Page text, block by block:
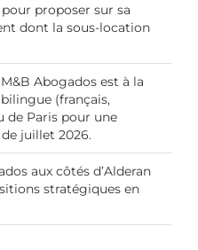
proposer sur sa
dont la sous-location
Abogados est à la
(français,
de Paris pour une
juillet 2026.
aux côtés d’Alderan
stratégiques en